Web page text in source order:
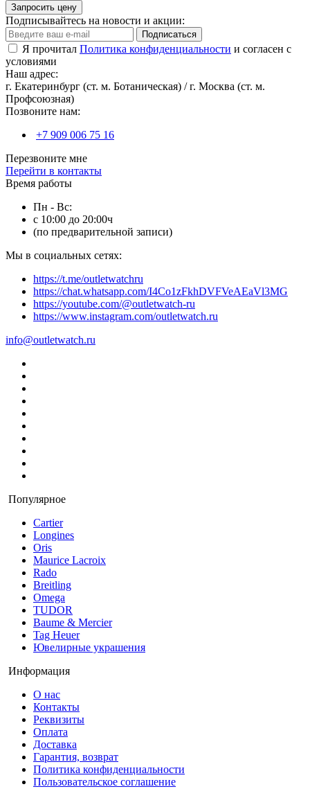
Запросить цену
Подписывайтесь на новости и акции:
Подписаться
Я прочитал Политика конфиденциальности и согласен с
условиями
Наш адрес:
г. Екатеринбург (ст. м. Ботаническая) / г. Москва (ст. м.
Профсоюзная)
Позвоните нам:
+7 909 006 75 16
Перезвоните мне
Перейти в контакты
Время работы
Пн - Вс:
с 10:00 до 20:00ч
(по предварительной записи)
Мы в социальных сетях:
https://t.me/outletwatchru
https://chat.whatsapp.com/I4Co1zFkhDVFVeAEaVl3MG
https://youtube.com/@outletwatch-ru
https://www.instagram.com/outletwatch.ru
info@outletwatch.ru
Популярное
Cartier
Longines
Oris
Maurice Lacroix
Rado
Breitling
Omega
TUDOR
Baume & Mercier
Tag Heuer
Ювелирные украшения
Информация
О нас
Контакты
Реквизиты
Оплата
Доставка
Гарантия, возврат
Политика конфиденциальности
Пользовательское соглашение